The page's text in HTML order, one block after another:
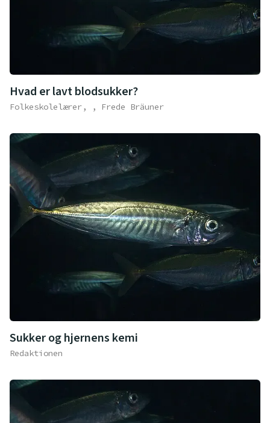
Hvad er lavt blodsukker?
Folkeskolelærer, , Frede Bräuner
Sukker og hjernens kemi
Redaktionen